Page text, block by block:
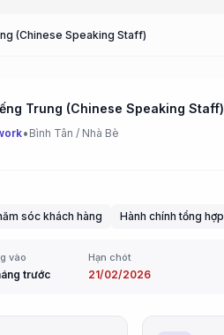
(Chinese Speaking Staff)
Trung (Chinese Speaking Staff)
• Bình Tân / Nhà Bè
sóc khách hàng Hành chính tổng hợp
vào
trước
Hạn chót
21/02/2026